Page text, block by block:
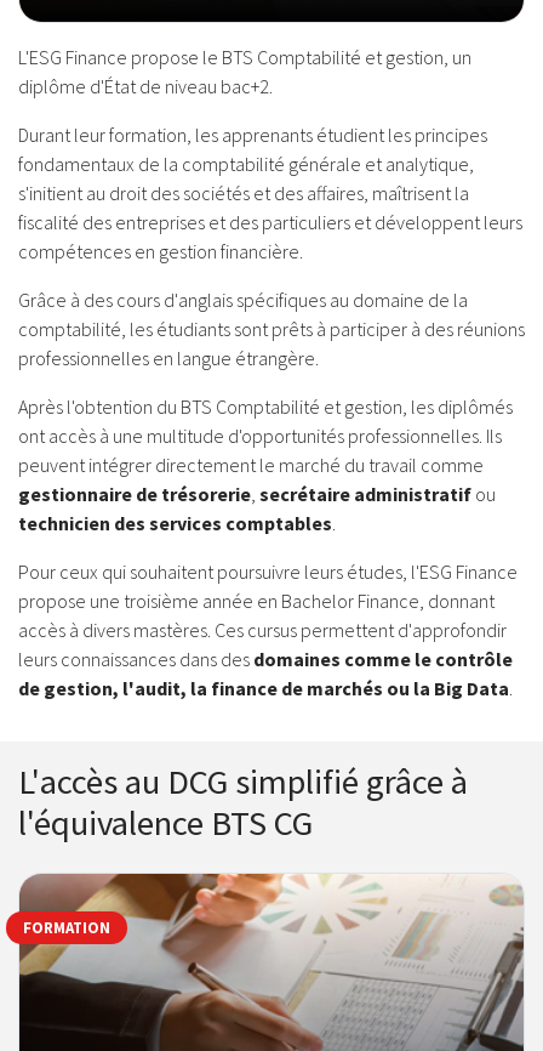
L'ESG Finance propose le BTS Comptabilité et gestion, un
diplôme d'État de niveau bac+2.
Durant leur formation, les apprenants étudient les principes
fondamentaux de la comptabilité générale et analytique,
s'initient au droit des sociétés et des affaires, maîtrisent la
fiscalité des entreprises et des particuliers et développent leurs
compétences en gestion financière.
Grâce à des cours d'anglais spécifiques au domaine de la
comptabilité, les étudiants sont prêts à participer à des réunions
professionnelles en langue étrangère.
Après l'obtention du BTS Comptabilité et gestion, les diplômés
ont accès à une multitude d'opportunités professionnelles. Ils
peuvent intégrer directement le marché du travail comme
gestionnaire de trésorerie, secrétaire administratif ou
technicien des services comptables.
Pour ceux qui souhaitent poursuivre leurs études, l'ESG Finance
propose une troisième année en Bachelor Finance, donnant
accès à divers mastères. Ces cursus permettent d'approfondir
leurs connaissances dans des domaines comme le contrôle
de gestion, l'audit, la finance de marchés ou la Big Data.
L'accès au DCG simplifié grâce à
l'équivalence BTS CG
FORMATION